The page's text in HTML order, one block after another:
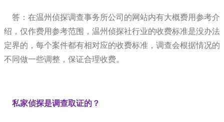
答：在温州侦探调查事务所公司的网站内有大概费用参考介
绍，仅作费用参考范围，温州侦探社行业的收费标准是没办法
定界的，每个案件都有相对应的收费标准，调查会根据情况的
不同做一些调整，保证合理收费。
私家侦探是调查取证的？